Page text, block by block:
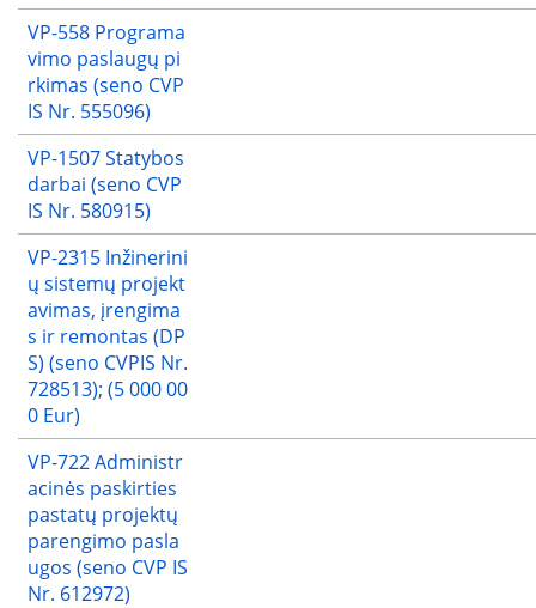
VP-558 Programa
vimo paslaugų pi
rkimas (seno CVP
IS Nr. 555096)
VP-1507 Statybos
darbai (seno CVP
IS Nr. 580915)
VP-2315 Inžinerini
ų sistemų projekt
avimas, įrengima
s ir remontas (DP
S) (seno CVPIS Nr.
728513); (5 000 00
0 Eur)
VP-722 Administr
acinės paskirties
pastatų projektų
parengimo pasla
ugos (seno CVP IS
Nr. 612972)